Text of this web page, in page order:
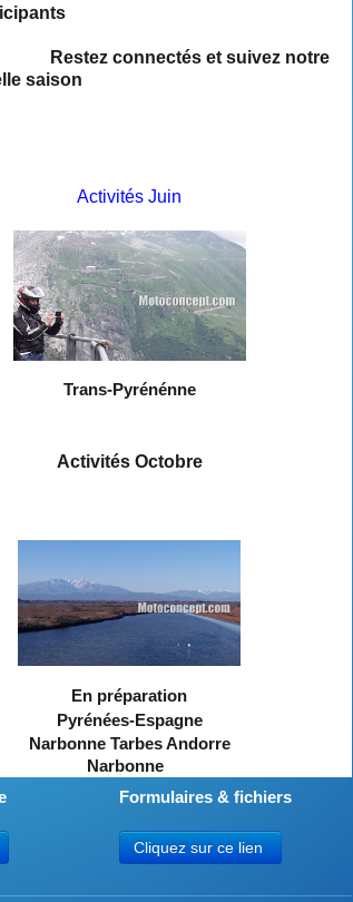
et suivez notre
saison
Activités Juin
Trans-Pyrénénne
Activités Octobre
En préparation
Pyrénées-Espagne
Narbonne Tarbes Andorre
Narbonne
Formulaires & fichiers
Cliquez sur ce lien